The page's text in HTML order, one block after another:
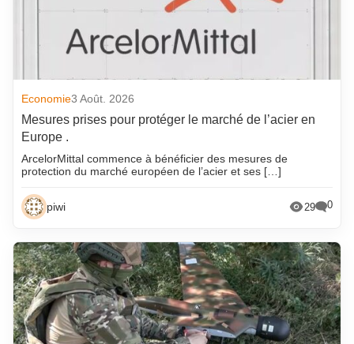
Economie3 Août. 2026
Mesures prises pour protéger le marché de l’acier en
Europe .
ArcelorMittal commence à bénéficier des mesures de
protection du marché européen de l’acier et ses […]
piwi 29 0